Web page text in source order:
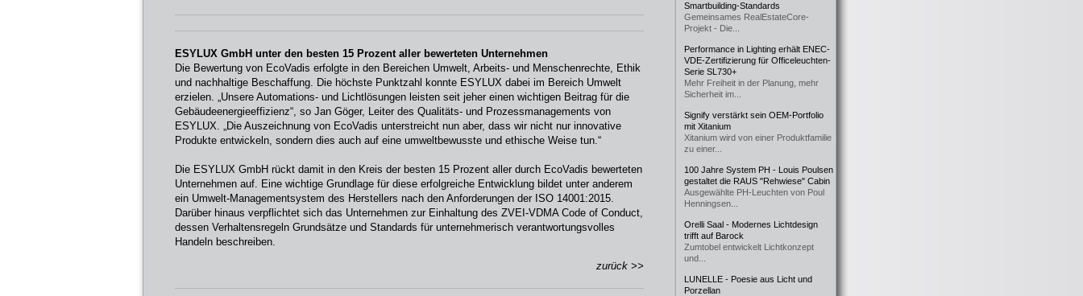
ESYLUX GmbH unter den besten 15 Prozent aller bewerteten Unternehmen
Die Bewertung von EcoVadis erfolgte in den Bereichen Umwelt, Arbeits- und Menschenrechte, Ethik
und nachhaltige Beschaffung. Die höchste Punktzahl konnte ESYLUX dabei im Bereich Umwelt
erzielen. „Unsere Automations- und Lichtlösungen leisten seit jeher einen wichtigen Beitrag für die
Gebäudeenergieeffizienz“, so Jan Göger, Leiter des Qualitäts- und Prozessmanagements von
ESYLUX. „Die Auszeichnung von EcoVadis unterstreicht nun aber, dass wir nicht nur innovative
Produkte entwickeln, sondern dies auch auf eine umweltbewusste und ethische Weise tun.“
Die ESYLUX GmbH rückt damit in den Kreis der besten 15 Prozent aller durch EcoVadis bewerteten
Unternehmen auf. Eine wichtige Grundlage für diese erfolgreiche Entwicklung bildet unter anderem
ein Umwelt-Managementsystem des Herstellers nach den Anforderungen der ISO 14001:2015.
Darüber hinaus verpflichtet sich das Unternehmen zur Einhaltung des ZVEI-VDMA Code of Conduct,
dessen Verhaltensregeln Grundsätze und Standards für unternehmerisch verantwortungsvolles
Handeln beschreiben.
zurück >>
Smartbuilding-Standards
Gemeinsames RealEstateCore-
Projekt - Die...
Performance in Lighting erhält ENEC-
VDE-Zertifizierung für Officeleuchten-
Serie SL730+
Mehr Freiheit in der Planung, mehr
Sicherheit im...
Signify verstärkt sein OEM-Portfolio
mit Xitanium
Xitanium wird von einer Produktfamilie
zu einer...
100 Jahre System PH - Louis Poulsen
gestaltet die RAUS "Rehwiese" Cabin
Ausgewählte PH-Leuchten von Poul
Henningsen...
Orelli Saal - Modernes Lichtdesign
trifft auf Barock
Zumtobel entwickelt Lichtkonzept
und...
LUNELLE - Poesie aus Licht und
Porzellan